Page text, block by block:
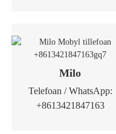
Milo
Telefoan / WhatsApp:
+8613421847163